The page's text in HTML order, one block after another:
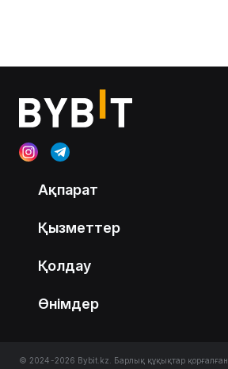
Ақпарат
Қызметтер
Қолдау
Өнімдер
© 2024-2026 Bybit.kz. Барлық құқықтар қорғалған.